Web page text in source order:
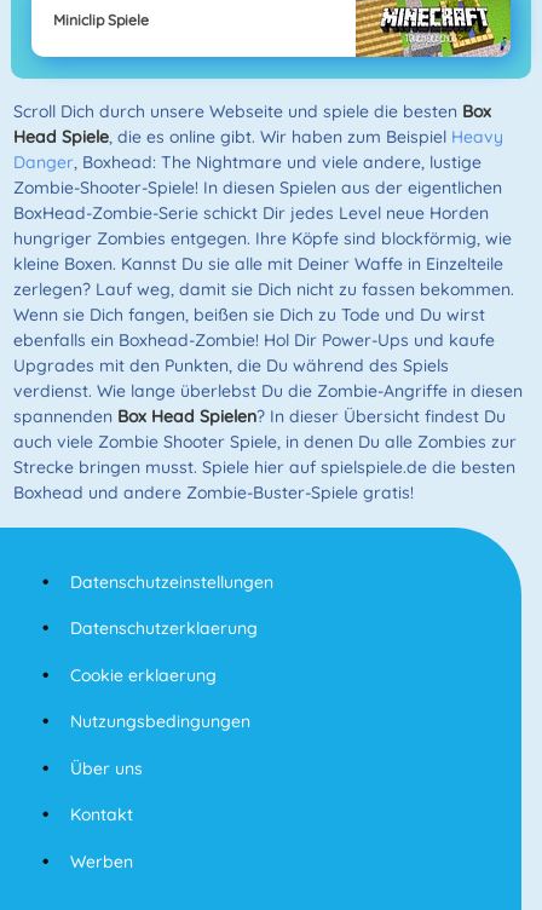
Miniclip Spiele
Scroll Dich durch unsere Webseite und spiele die besten Box
Head Spiele, die es online gibt. Wir haben zum Beispiel Heavy
Danger, Boxhead: The Nightmare und viele andere, lustige
Zombie-Shooter-Spiele! In diesen Spielen aus der eigentlichen
BoxHead-Zombie-Serie schickt Dir jedes Level neue Horden
hungriger Zombies entgegen. Ihre Köpfe sind blockförmig, wie
kleine Boxen. Kannst Du sie alle mit Deiner Waffe in Einzelteile
zerlegen? Lauf weg, damit sie Dich nicht zu fassen bekommen.
Wenn sie Dich fangen, beißen sie Dich zu Tode und Du wirst
ebenfalls ein Boxhead-Zombie! Hol Dir Power-Ups und kaufe
Upgrades mit den Punkten, die Du während des Spiels
verdienst. Wie lange überlebst Du die Zombie-Angriffe in diesen
spannenden Box Head Spielen? In dieser Übersicht findest Du
auch viele Zombie Shooter Spiele, in denen Du alle Zombies zur
Strecke bringen musst. Spiele hier auf spielspiele.de die besten
Boxhead und andere Zombie-Buster-Spiele gratis!
Datenschutzeinstellungen
Datenschutzerklaerung
Cookie erklaerung
Nutzungsbedingungen
Über uns
Kontakt
Werben